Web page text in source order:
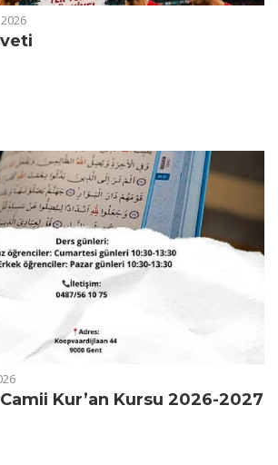
Kur’an Kursu 2026-2027